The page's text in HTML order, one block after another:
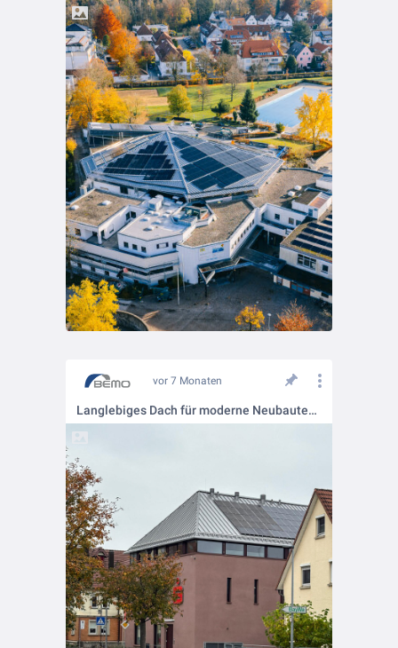
vor 7 Monaten
Langlebiges Dach für moderne Neubauten 🤝